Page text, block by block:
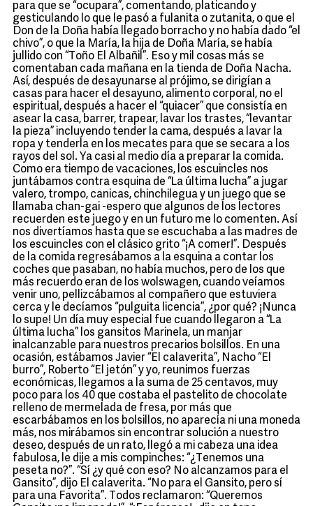
para que se “ocupara”, comentando, platicando y
gesticulando lo que le pasó a fulanita o zutanita, o que el
Don de la Doña había llegado borracho y no había dado “el
chivo”, o que la María, la hija de Doña María, se había
jullido con “Toño El Albañil”. Eso y mil cosas más se
comentaban cada mañana en la tienda de Doña Nacha.
Así, después de desayunarse al prójimo, se dirigían a
casas para hacer el desayuno, alimento corporal, no el
espiritual, después a hacer el “quiacer” que consistía en
asear la casa, barrer, trapear, lavar los trastes, “levantar
la pieza” incluyendo tender la cama, después a lavar la
ropa y tenderla en los mecates para que se secara a los
rayos del sol. Ya casi al medio día a preparar la comida.
Como era tiempo de vacaciones, los escuincles nos
juntábamos contra esquina de “La última lucha” a jugar
valero, trompo, canicas, chinchilegua y un juego que se
llamaba chan-gai -espero que algunos de los lectores
recuerden este juego y en un futuro me lo comenten. Así
nos divertíamos hasta que se escuchaba a las madres de
los escuincles con el clásico grito “¡A comer!”. Después
de la comida regresábamos a la esquina a contar los
coches que pasaban, no había muchos, pero de los que
más recuerdo eran de los wolswagen, cuando veíamos
venir uno, pellizcábamos al compañero que estuviera
cerca y le decíamos “pulguita licencia”, ¿por qué? ¡Nunca
lo supe! Un día muy especial fue cuando llegaron a “La
última lucha” los gansitos Marinela, un manjar
inalcanzable para nuestros precarios bolsillos. En una
ocasión, estábamos Javier “El calaverita”, Nacho “El
burro”, Roberto “El jetón” y yo, reunimos fuerzas
económicas, llegamos a la suma de 25 centavos, muy
poco para los 40 que costaba el pastelito de chocolate
relleno de mermelada de fresa, por más que
escarbábamos en los bolsillos, no aparecía ni una moneda
más, nos mirábamos sin encontrar solución a nuestro
deseo, después de un rato, llegó a mi cabeza una idea
fabulosa, le dije a mis compinches: “¿Tenemos una
peseta no?”. “Sí ¿y qué con eso? No alcanzamos para el
Gansito”, dijo El calaverita. “No para el Gansito, pero sí
para una Favorita”. Todos reclamaron: “Queremos